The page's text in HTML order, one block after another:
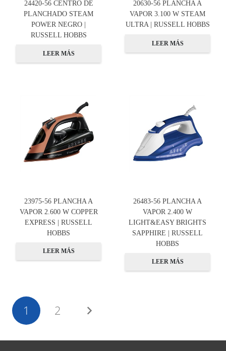
24420-56 CENTRO DE
PLANCHADO STEAM
POWER NEGRO |
RUSSELL HOBBS
LEER MÁS
20630-56 PLANCHA A
VAPOR 3.100 W STEAM
ULTRA | RUSSELL HOBBS
LEER MÁS
23975-56 PLANCHA A
VAPOR 2.600 W COPPER
EXPRESS | RUSSELL
HOBBS
LEER MÁS
26483-56 PLANCHA A
VAPOR 2.400 W
LIGHT&EASY BRIGHTS
SAPPHIRE | RUSSELL
HOBBS
LEER MÁS
1 2